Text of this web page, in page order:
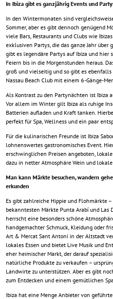
In Ibiza gibt es ganzjährig Events und
In den Wintermonaten sind
Sommer, aber es gibt dennoch genügend
viele Bars, Restaurants und Clubs wie
exklusiven Partys, die das ganze Jahr
gibt es legendäre Partys auf Ibiza und
Feiern bis in die Morgenstunden heraus.
groß und vielseitig und so gibt es
Nassau Beach Club mit einem 6-Gänge-
Als Kontrast zu den Partynächten ist Ibiza
Vor allem im Winter gilt Ibiza als ruhige
Batterien aufladen und Kraft tanken.
perfekt für Spa, Wellness und ein paar
Für die kulinarischen Freunde ist Ibiza
lohnenswertes gastronomisches Event.
erschwinglichen Preisen angeboten,
dazu in netter Atmosphäre Wein und
Man kann Märkte besuchen, wandern
erkunden
Es gibt zahlreiche Hippie und Flohmärkte
bekanntesten Märkte Punta Arabí und Las
herrscht eine besonders schöne
handgemachter Schmuck, Kleidung oder
Art & Mercat Sant Antoni in der Altstadt
lokales Essen und bietet Live Musik und
eher heimischer Markt, der darauf
natürliche Produkte zu verkaufen –
Landwirte zu unterstützen. Aber es gibt
zum Entdecken und einem gemütlichen
Ibiza hat eine Menge Anbieter von